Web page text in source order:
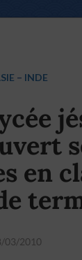
– INDE
en
03/2010